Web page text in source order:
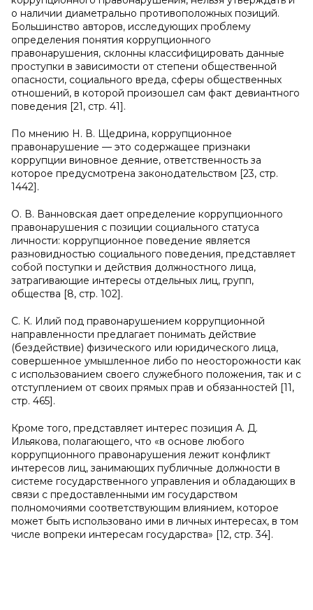
о наличии диаметрально противоположных позиций.
Большинство авторов, исследующих проблему
определения понятия коррупционного
правонарушения, склонны классифицировать данные
проступки в зависимости от степени общественной
опасности, социального вреда, сферы общественных
отношений, в которой произошел сам факт девиантного
поведения [21, стр. 41].
По мнению Н. В. Щедрина, коррупционное
правонарушение — это содержащее признаки
коррупции виновное деяние, ответственность за
которое предусмотрена законодательством [23, стр.
1442].
О. В. Ванновская дает определение коррупционного
правонарушения с позиции социального статуса
личности: коррупционное поведение является
разновидностью социального поведения, представляет
собой поступки и действия должностного лица,
затрагивающие интересы отдельных лиц, групп,
общества [8, стр. 102].
С. К. Илий под правонарушением коррупционной
направленности предлагает понимать действие
(бездействие) физического или юридического лица,
совершенное умышленное либо по неосторожности как
с использованием своего служебного положения, так и с
отступлением от своих прямых прав и обязанностей [11,
стр. 465].
Кроме того, представляет интерес позиция А. Д.
Ильякова, полагающего, что «в основе любого
коррупционного правонарушения лежит конфликт
интересов лиц, занимающих публичные должности в
системе государственного управления и обладающих в
связи с предоставленными им государством
полномочиями соответствующим влиянием, которое
может быть использовано ими в личных интересах, в том
числе вопреки интересам государства» [12, стр. 34].